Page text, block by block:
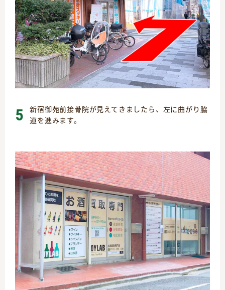
5
新宿御苑前接骨院が見えてきましたら、左に曲がり脇
道を進みます。